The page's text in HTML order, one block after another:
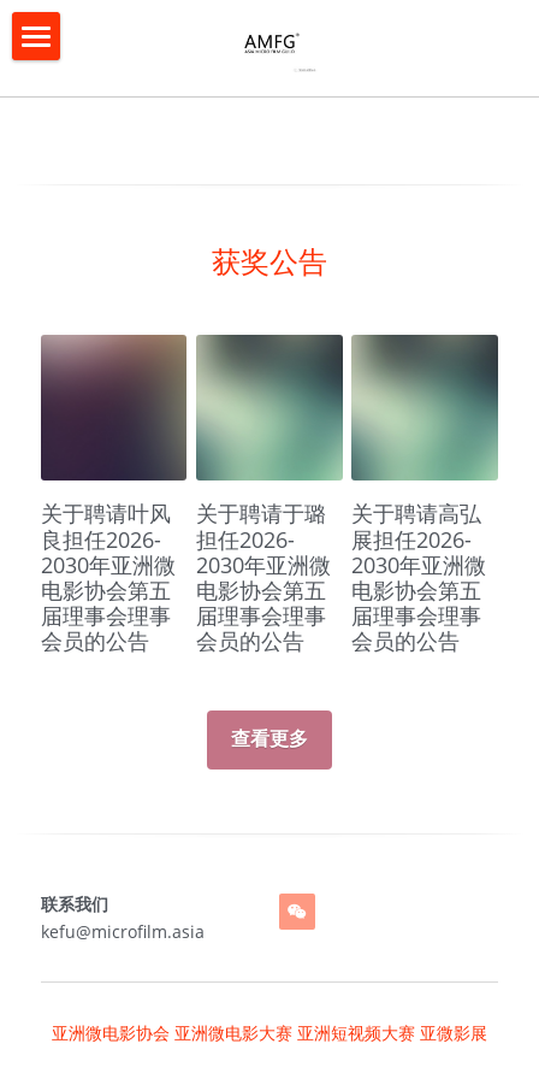
亚洲短视频大赛
联系我们
获奖公告
关于聘请叶风
良担任2026-
2030年亚洲微
电影协会第五
届理事会理事
会员的公告
关于聘请于璐
担任2026-
2030年亚洲微
电影协会第五
届理事会理事
会员的公告
关于聘请高弘
展担任2026-
2030年亚洲微
电影协会第五
届理事会理事
会员的公告
查看更多
联系我们
kefu@microfilm.asia
亚洲微电影协会 亚洲微电影大赛 亚洲短视频大赛 亚微影展
博客分类